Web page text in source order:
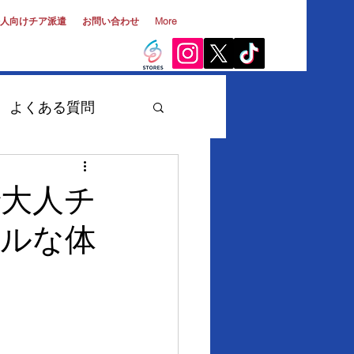
向けチア派遣 お問い合わせ More
よくある質問
大学生・第二新卒
ム 出演実績
人チ
な体